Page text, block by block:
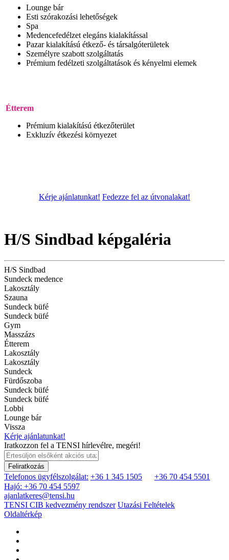
Lounge bár
Esti szórakozási lehetőségek
Spa
Medencefedélzet elegáns kialakítással
Pazar kialakítású étkező- és társalgóterületek
Személyre szabott szolgáltatás
Prémium fedélzeti szolgáltatások és kényelmi elemek
Étterem
Prémium kialakítású étkezőterület
Exkluzív étkezési környezet
Kérje ajánlatunkat! Fedezze fel az útvonalakat!
H/S Sindbad képgaléria
H/S Sindbad
Sundeck medence
Lakosztály
Szauna
Sundeck büfé
Sundeck büfé
Gym
Masszázs
Étterem
Lakosztály
Lakosztály
Sundeck
Fürdőszoba
Sundeck büfé
Sundeck büfé
Lobbi
Lounge bár
Vissza
Kérje ajánlatunkat!
Iratkozzon fel a TENSI hírlevélre, megéri!
Feliratkozás
Telefonos ügyfélszolgálat: +36 1 345 1505
+36 70 454 5501
Hajó: +36 70 454 5597
ajanlatkeres@tensi.hu
TENSI CIB kedvezmény rendszer Utazási Feltételek
Oldaltérkép